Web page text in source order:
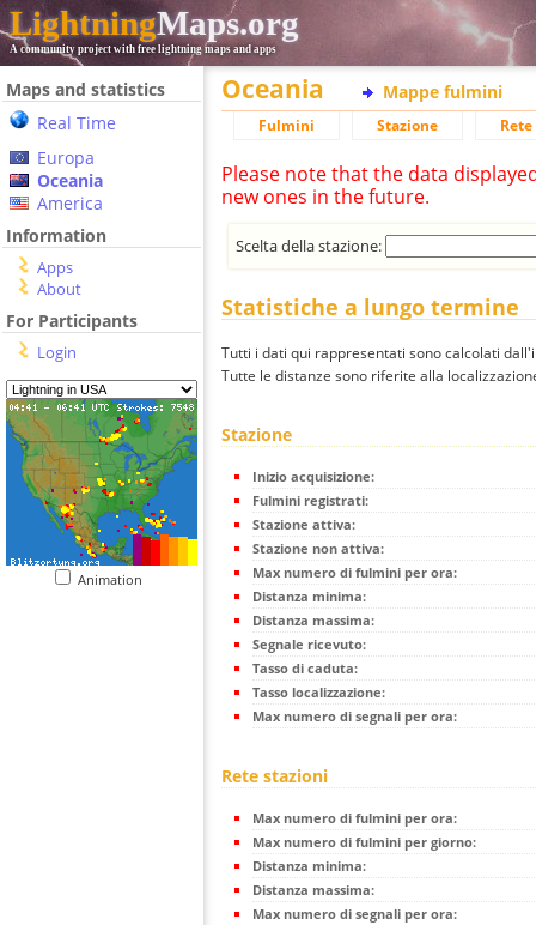
LightningMaps.org
A community project with free lightning maps and apps
Maps and statistics
Real Time
Europa
Oceania
America
Information
Apps
About
For Participants
Login
Animation
Oceania Mappe fulmini
Fulmini Stazione
Please note that the data
new ones in the future.
Scelta della stazione:
Statistiche a lungo termine
Tutti i dati qui rappresentati sono calcolati
Tutte le distanze sono riferite alla
Stazione
Inizio acquisizione:
Fulmini registrati:
Stazione attiva:
Stazione non attiva:
Max numero di fulmini per ora:
Distanza minima:
Distanza massima:
Segnale ricevuto:
Tasso di caduta:
Tasso localizzazione:
Max numero di segnali per ora:
Rete stazioni
Max numero di fulmini per ora:
Max numero di fulmini per giorno:
Distanza minima:
Distanza massima:
Max numero di segnali per ora: